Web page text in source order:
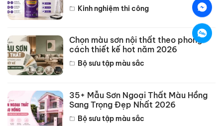
Kinh nghiệm thi công
Chọn màu sơn nội thất theo phong
cách thiết kế hot năm 2026
Bộ sưu tập màu sắc
35+ Mẫu Sơn Ngoại Thất Màu Hồng
Sang Trọng Đẹp Nhất 2026
Bộ sưu tập màu sắc